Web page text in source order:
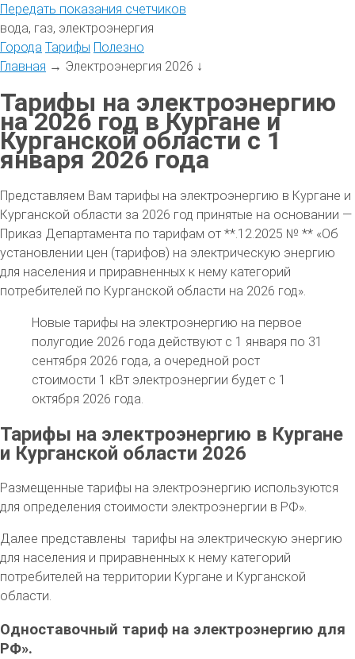
Передать показания счетчиков
вода, газ, электроэнергия
Города Тарифы Полезно
Главная → Электроэнергия 2026 ↓
Тарифы на электроэнергию
на 2026 год в Кургане и
Курганской области с 1
января 2026 года
Представляем Вам тарифы на электроэнергию в Кургане и
Курганской области за 2026 год принятые на основании —
Приказ Департамента по тарифам от **.12.2025 № ** «Об
установлении цен (тарифов) на электрическую энергию
для населения и приравненных к нему категорий
потребителей по Курганской области на 2026 год».
Новые тарифы на электроэнергию на первое
полугодие 2026 года действуют с 1 января по 31
сентября 2026 года, а очередной рост
стоимости 1 кВт электроэнергии будет с 1
октября 2026 года.
Тарифы на электроэнергию в Кургане
и Курганской области 2026
Размещенные тарифы на электроэнергию используются
для определения стоимости электроэнергии в РФ».
Далее представлены тарифы на электрическую энергию
для населения и приравненных к нему категорий
потребителей на территории Кургане и Курганской
области.
Одноставочный тариф на электроэнергию для
РФ».